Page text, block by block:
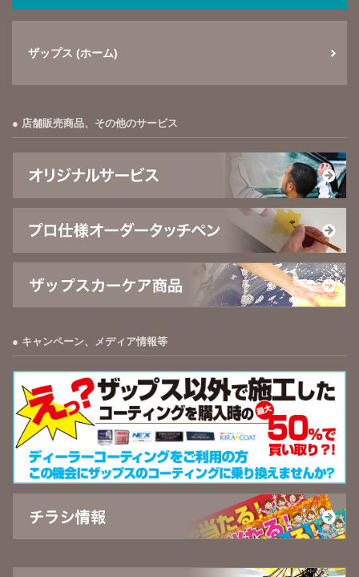
ザップス (ホーム)
店舗販売商品、その他のサービス
キャンペーン、メディア情報等